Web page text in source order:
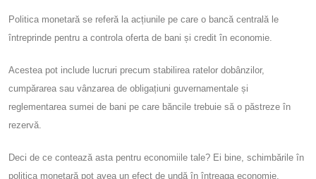
Politica monetară se referă la acțiunile pe care o bancă centrală le
întreprinde pentru a controla oferta de bani și credit în economie.
Acestea pot include lucruri precum stabilirea ratelor dobânzilor,
cumpărarea sau vânzarea de obligațiuni guvernamentale și
reglementarea sumei de bani pe care băncile trebuie să o păstreze în
rezervă.
Deci de ce contează asta pentru economiile tale? Ei bine, schimbările în
politica monetară pot avea un efect de undă în întreaga economie.